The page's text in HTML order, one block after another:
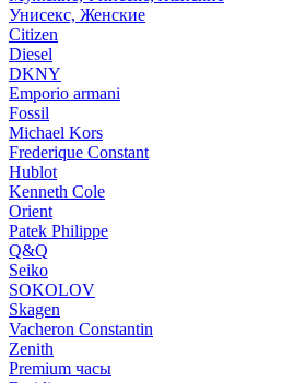
Унисекс, Женские
Citizen
Diesel
DKNY
Emporio armani
Fossil
Michael Kors
Frederique Constant
Hublot
Kenneth Cole
Orient
Patek Philippe
Q&Q
Seiko
SOKOLOV
Skagen
Vacheron Constantin
Zenith
Premium часы